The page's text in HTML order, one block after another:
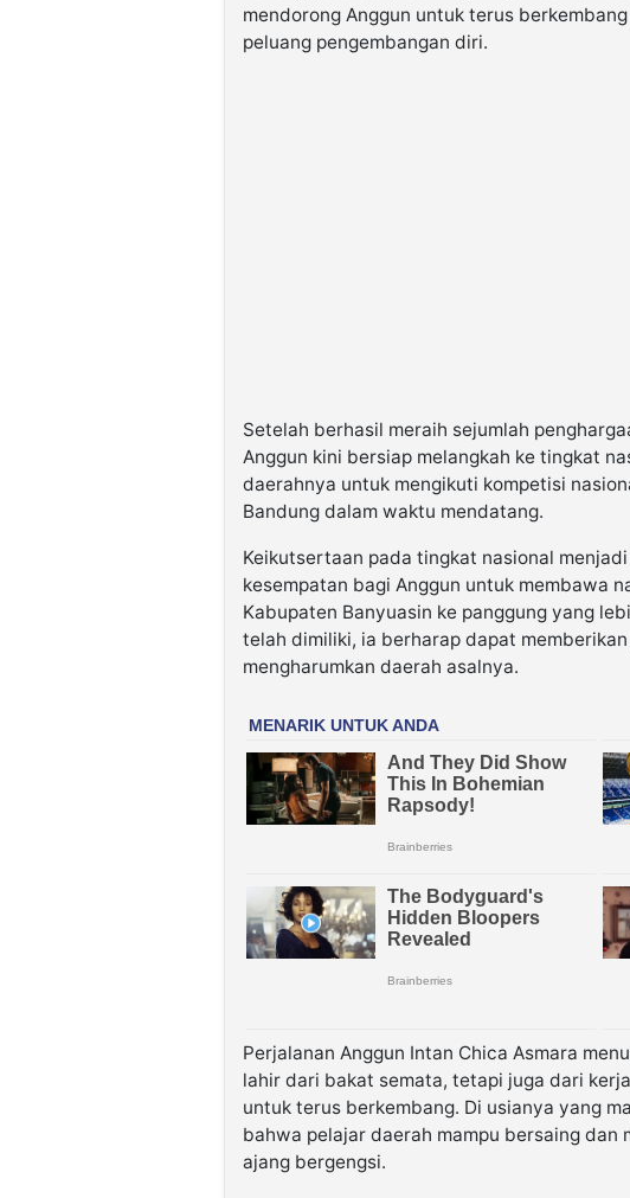
mendorong Anggun untuk terus
peluang pengembangan diri.
Setelah berhasil meraih sejumlah
Anggun kini bersiap melangkah ke tingkat
daerahnya untuk mengikuti kompetisi
Bandung dalam waktu mendatang.
Keikutsertaan pada tingkat nasional
kesempatan bagi Anggun untuk membawa
Kabupaten Banyuasin ke panggung yang
telah dimiliki, ia berharap dapat
mengharumkan daerah asalnya.
Perjalanan Anggun Intan Chica Asmara
lahir dari bakat semata, tetapi juga dari
untuk terus berkembang. Di usianya yang
bahwa pelajar daerah mampu bersaing dan
ajang bergengsi.